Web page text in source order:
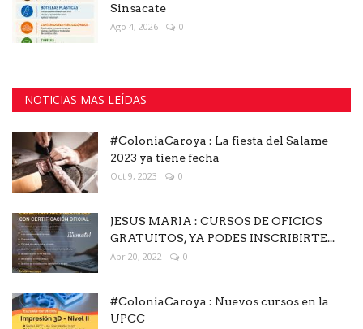
Sinsacate
Ago 4, 2026 0
NOTICIAS MAS LEÍDAS
#ColoniaCaroya : La fiesta del Salame
2023 ya tiene fecha
Oct 9, 2023 0
JESUS MARIA : CURSOS DE OFICIOS
GRATUITOS, YA PODES INSCRIBIRTE...
Abr 20, 2022 0
#ColoniaCaroya : Nuevos cursos en la
UPCC